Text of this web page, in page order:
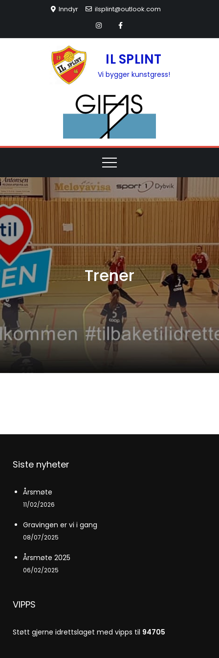
Inndyr ilsplint@outlook.com
IL SPLINT
Vi bygger kunstgress!
Trener
Siste nyheter
Årsmøte
11/02/2026
Gravingen er vi i gang
08/07/2025
Årsmøte 2025
06/02/2025
VIPPS
Støtt gjerne idrettslaget med vipps til 94705